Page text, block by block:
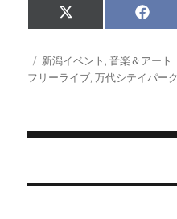
Share
on
X
(
w
t
)
Share
on
F
a
e
o
投
稿
カ
テ
新潟イベント ,音楽＆アート
フリーライブ,万代シテイパーク
稿